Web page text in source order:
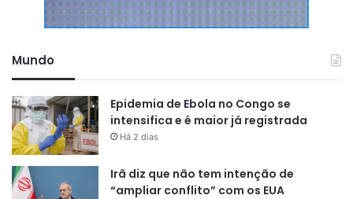
Mundo
Epidemia de Ebola no Congo se
intensifica e é maior já registrada
Há 2 dias
Irã diz que não tem intenção de
“ampliar conflito” com os EUA